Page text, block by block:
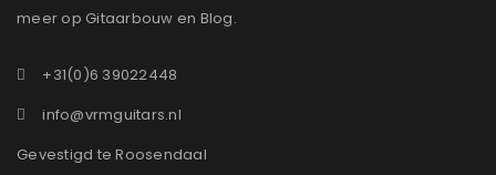
meer op Gitaarbouw en Blog.
+31(0)6 39022448
info@vrmguitars.nl
Gevestigd te Roosendaal